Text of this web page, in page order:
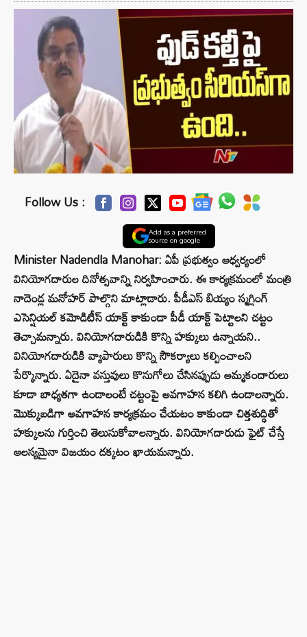
Follow Us :
Add as a preferred
source on google
Minister Nadendla Manohar: ఏపీ ప్రభుత్వం ఆధ్వర్యంలో
వినియోగదారుల దినోత్సవాన్ని నిర్వహించారు. ఈ కార్యక్రమంలో మంత్రి
నాదెండ్ల మనోహర్ పాల్గొని మాట్లాడారు. పీడీఎస్ బియ్యం స్మగ్లింగ్
ఎసెన్షియల్ కమోడిటీస్ యాక్ట్ కాకుండా పీడీ యాక్ట్ పెట్టాలని చట్టం
తెచ్చామన్నారు. వినియోగదారుడికి కొన్ని హక్కులు ఉన్నాయని..
వినియోగదారుడికి వ్యాపారులు కొన్ని సౌకర్యాలు కల్పించాలని
పేర్కొన్నారు. ఏదైనా వస్తువులు కొనుగోలు చేసినప్పుడు అమ్మకందారులు
కూడా బాధ్యతగా ఉండాలంటే చట్టంపై అవగాహన కలిగి ఉండాలన్నారు.
మొక్కుబడిగా అవగాహన కార్యక్రమం చేయటం కాకుండా చిత్తశుద్ధితో
హక్కులను గుర్తించి తెలుసుకోవాలన్నారు. వినియోగదారుడు ఫైట్ చేస్తే
ఆలస్యమైనా విజయం దక్కటం ఖాయమన్నారు.